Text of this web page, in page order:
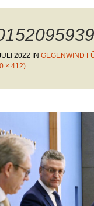
2022 IN GEGENWIND
× 412)